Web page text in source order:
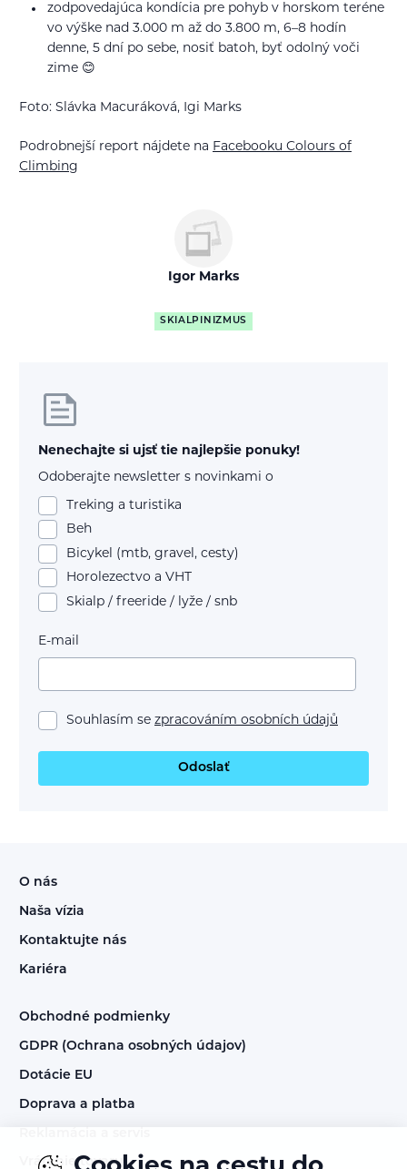
zodpovedajúca kondícia pre pohyb v horskom teréne
vo výške nad 3.000 m až do 3.800 m, 6–8 hodín
denne, 5 dní po sebe, nosiť batoh, byť odolný voči
zime 😊
Foto: Slávka Macuráková, Igi Marks
Podrobnejší report nájdete na Facebooku Colours of
Climbing
Igor Marks
SKIALPINIZMUS
Nenechajte si ujsť tie najlepšie ponuky!
Odoberajte newsletter s novinkami o
Treking a turistika
Beh
Bicykel (mtb, gravel, cesty)
Horolezectvo a VHT
Skialp / freeride / lyže / snb
E-mail
Souhlasím se zpracováním osobních údajů
Odoslať
O nás
Naša vízia
Kontaktujte nás
Kariéra
Obchodné podmienky
GDPR (Ochrana osobných údajov)
Dotácie EU
Doprava a platba
Vrátenie tovaru